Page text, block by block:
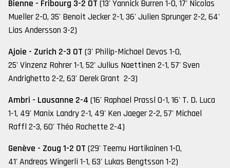
Bienne - Fribourg 3-2 OT (13' Yannick Burren 1-0, 17' Nicolas
Mueller 2-0, 35' Benoit Jecker 2-1, 36' Julien Sprunger 2-2, 64'
Lias Andersson 3-2)
Ajoie - Zurich 2-3 OT (3' Philip-Michael Devos 1-0,
25' Vinzenz Rohrer 1-1, 52' Julius Naettinen 2-1, 57' Sven
Andrighetto 2-2, 63' Derek Grant 2-3)
Ambri - Lausanne 2-4 (16' Raphael Prassl 0-1, 16' T. D. Luca
1-1, 49' Manix Landry 2-1, 49' Ken Jaeger 2-2, 57' Michael
Raffl 2-3, 60' Théo Rochette 2-4)
Genève - Zoug 1-2 OT (29' Teemu Hartikainen 1-0,
41' Andreas Wingerli 1-1, 63' Lukas Bengtsson 1-2)